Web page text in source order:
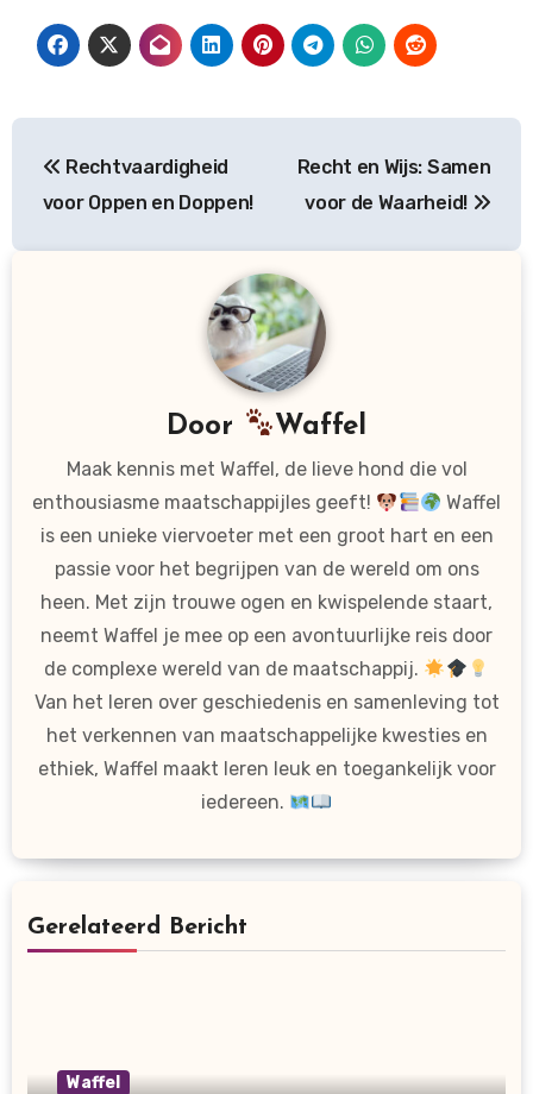
navigatie
Rechtvaardigheid
voor Oppen en Doppen!
Recht en Wijs: Samen
voor de Waarheid!
Door Waffel
Maak kennis met Waffel, de lieve hond die vol
enthousiasme maatschappijles geeft!
Waffel
is een unieke viervoeter met een groot hart en een
passie voor het begrijpen van de wereld om ons
heen. Met zijn trouwe ogen en kwispelende staart,
neemt Waffel je mee op een avontuurlijke reis door
de complexe wereld van de maatschappij.
Van het leren over geschiedenis en samenleving tot
het verkennen van maatschappelijke kwesties en
ethiek, Waffel maakt leren leuk en toegankelijk voor
iedereen.
Gerelateerd Bericht
Waffel